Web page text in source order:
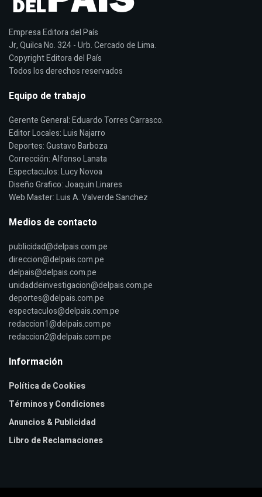
Empresa Editora del País
Jr, Quilca No. 324 - Urb. Cercado de Lima.
Copyright Editora del País
Todos los derechos reservados
Equipo de trabajo
Gerente General: Eduardo Torres Carrasco.
Editor Locales: Luis Najarro
Deportes: Gustavo Barboza
Corrección: Alfonso Lanata
Espectaculos: Lucy Novoa
Diseño Grafico: Joaquin Linares
Web Master: Luis A. Valverde Sanchez
Medios de contacto
publicidad@delpais.com.pe
direccion@delpais.com.pe
delpais@delpais.com.pe
unidaddeinvestigacion@delpais.com.pe
deportes@delpais.com.pe
espectaculos@delpais.com.pe
redaccion1@delpais.com.pe
redaccion2@delpais.com.pe
Información
Política de Cookies
Términos y Condiciones
Anuncios & Publicidad
Libro de Reclamaciones